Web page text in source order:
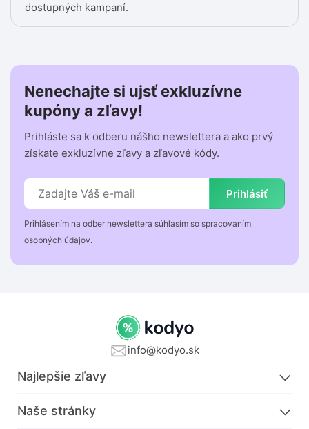
dostupných kampaní.
Nenechajte si ujsť exkluzívne
kupóny a zľavy!
Prihláste sa k odberu nášho newslettera a ako prvý
získate exkluzívne zľavy a zľavové kódy.
Prihlásiť
Prihlásením na odber newslettera súhlasím so spracovaním
osobných údajov.
info@kodyo.sk
Najlepšie zľavy
Naše stránky